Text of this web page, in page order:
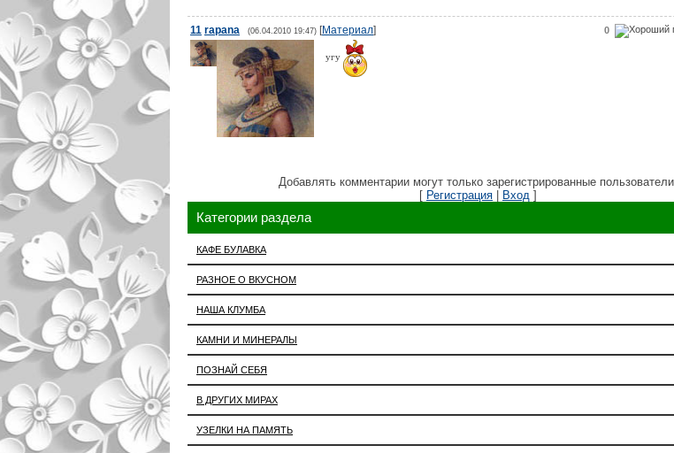
0
11 rapana (06.04.2010 19:47) [Материал]
угу
Добавлять комментарии могут только зарегистрированные пользователи.
[ Регистрация | Вход ]
Категории раздела
КАФЕ БУЛАВКА
РАЗНОЕ О ВКУСНОМ
НАША КЛУМБА
КАМНИ И МИНЕРАЛЫ
ПОЗНАЙ СЕБЯ
В ДРУГИХ МИРАХ
УЗЕЛКИ НА ПАМЯТЬ